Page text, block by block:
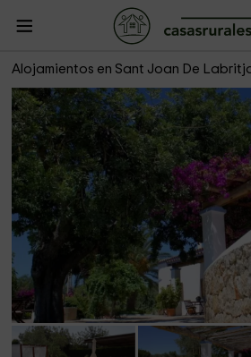
Alojamientos en Sant Joan De
Sa Vinya d en Palerm